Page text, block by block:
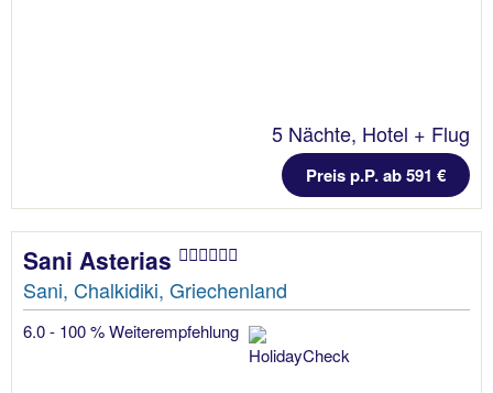
5 Nächte, Hotel + Flug
Preis p.P. ab 591 €
Sani Asterias
Sani, Chalkidiki, Griechenland
6.0 - 100 % Weiterempfehlung